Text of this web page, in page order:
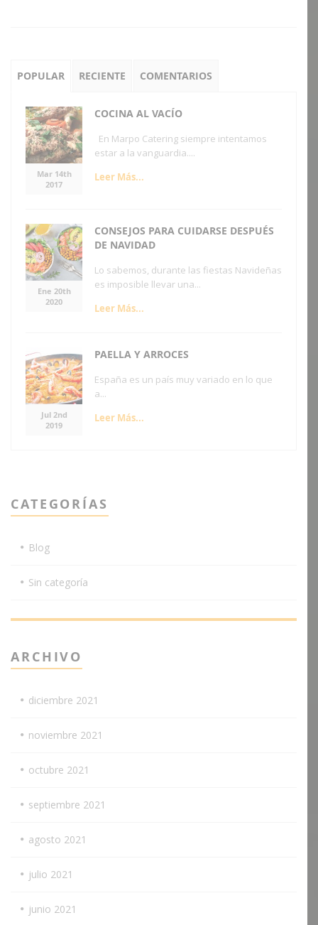
POPULAR RECIENTE COMENTARIOS
Mar 14th
2017
COCINA AL VACÍO
En Marpo Catering siempre intentamos
estar a la vanguardia....
Leer Más...
Ene 20th
2020
CONSEJOS PARA CUIDARSE DESPUÉS
DE NAVIDAD
Lo sabemos, durante las fiestas Navideñas
es imposible llevar una...
Leer Más...
Jul 2nd
2019
PAELLA Y ARROCES
España es un país muy variado en lo que
a...
Leer Más...
CATEGORÍAS
Blog
Sin categoría
ARCHIVO
diciembre 2021
noviembre 2021
octubre 2021
septiembre 2021
agosto 2021
julio 2021
junio 2021